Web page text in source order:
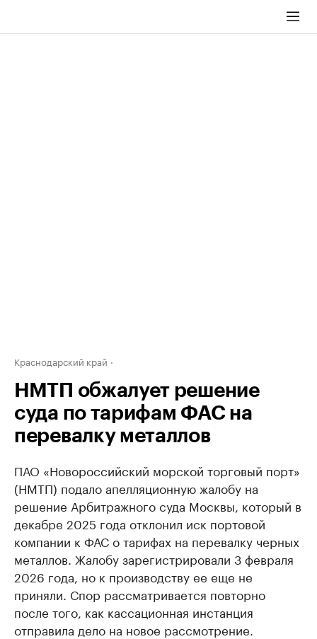
Краснодарский край
НМТП обжалует решение
суда по тарифам ФАС на
перевалку металлов
ПАО «Новороссийский морской торговый порт»
(НМТП) подало апелляционную жалобу на
решение Арбитражного суда Москвы, который в
декабре 2025 года отклонил иск портовой
компании к ФАС о тарифах на перевалку черных
металлов. Жалобу зарегистрировали 3 февраля
2026 года, но к производству ее еще не
приняли. Спор рассматривается повторно
после того, как кассационная инстанция
отправила дело на новое рассмотрение.